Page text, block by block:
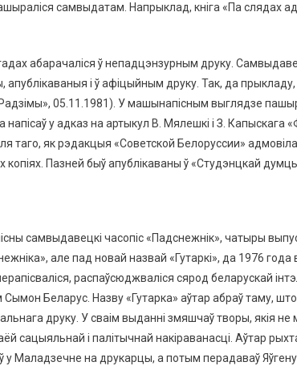
самвыдатам. Напрыклад, кніга «Па слядах
абарачаліся ў непадцэнзурным друку.
і ў афіцыйным друку. Так, да прыкладу,
05.11.1981). У машынапісным выглядзе
напісаў у адказ на артыкул В. Мялешкі і З. Капыскага
таго, як рэдакцыя «Советской Белоруссии»
Пазней быў апублікаваны ў «Студэнцкай
самвыдавецкі часопіс «Падснежнік», чатыры
але пад новай назвай «Гутаркі», да 1976
распаўсюджваліся сярод беларускай
Беларус. Назву «Гутарка» аўтар абраў таму, што
друку. У сваім выданні змяшчаў творы, якія не
сацыяльнай і палітычнай накіраванасці. Аўтар
у Маладзечне на друкарцы, а потым перадаваў